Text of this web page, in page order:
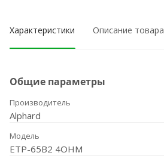
Характеристики Описание товара
Общие параметры
Производитель
Alphard
Модель
ETP-65B2 4OHM